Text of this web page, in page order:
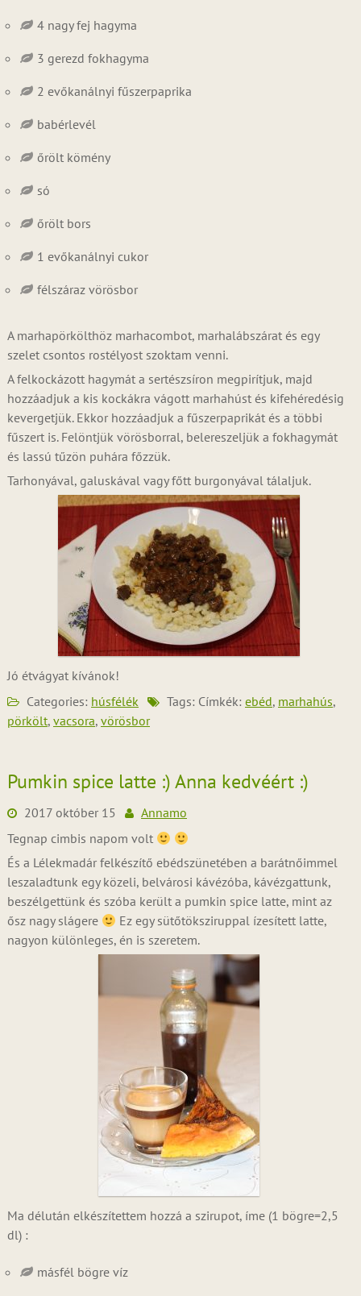
4 nagy fej hagyma
3 gerezd fokhagyma
2 evőkanálnyi fűszerpaprika
babérlevél
őrölt kömény
só
őrölt bors
1 evőkanálnyi cukor
félszáraz vörösbor
A marhapörkölthöz marhacombot, marhalábszárat és egy
szelet csontos rostélyost szoktam venni.
A felkockázott hagymát a sertészsíron megpirítjuk, majd
hozzáadjuk a kis kockákra vágott marhahúst és kifehéredésig
kevergetjük. Ekkor hozzáadjuk a fűszerpaprikát és a többi
fűszert is. Felöntjük vörösborral, belereszeljük a fokhagymát
és lassú tűzön puhára főzzük.
Tarhonyával, galuskával vagy főtt burgonyával tálaljuk.
Jó étvágyat kívánok!
Categories: húsfélék Tags: Címkék: ebéd, marhahús,
pörkölt, vacsora, vörösbor
Pumkin spice latte :) Anna kedvéért :)
2017 október 15
Annamo
Tegnap cimbis napom volt
És a Lélekmadár felkészítő ebédszünetében a barátnőimmel
leszaladtunk egy közeli, belvárosi kávézóba, kávézgattunk,
beszélgettünk és szóba került a pumkin spice latte, mint az
ősz nagy slágere
Ez egy sütőtöksziruppal ízesített latte,
nagyon különleges, én is szeretem.
Ma délután elkészítettem hozzá a szirupot, íme (1 bögre=2,5
dl) :
másfél bögre víz